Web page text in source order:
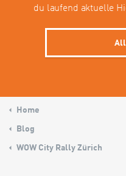
du laufend aktuelle
Home
Blog
WOW City Rally Zürich